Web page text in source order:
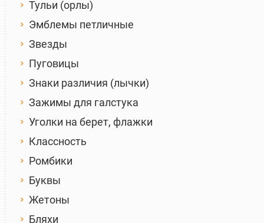
Тульи (орлы)
Эмблемы петличные
Звезды
Пуговицы
Знаки различия (лычки)
Зажимы для галстука
Уголки на берет, флажки
Классность
Ромбики
Буквы
Жетоны
Бляхи